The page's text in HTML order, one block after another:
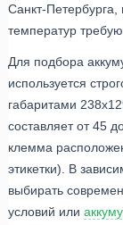
Санкт-Петербурга,
температур
Для подбора
используется
габаритами
составляет от 45
клемма
этикетки). В
выбирать
условий или